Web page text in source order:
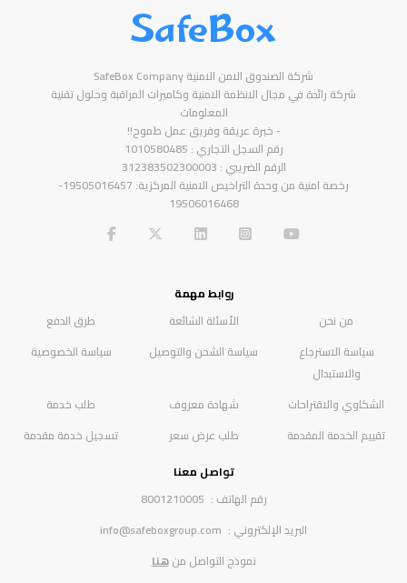
SafeBox
شركة الصندوق الامن الامنية SafeBox Company
شركة رائدة في مجال الانظمة الامنية وكاميرات المراقبة وحلول تقنية
المعلومات
- خبرة عريقة وفريق عمل طموح!!
رقم السجل التجاري : 1010580485
الرقم الضريبي : 312383502300003
رخصة امنية من وحدة التراخيص الامنية المركزية: 19505016457-
19506016468
روابط مهمة
من نحن
الأسئلة الشائعة
طرق الدفع
سياسة الاسترجاع
والاستبدال
سياسة الشحن والتوصيل سياسة الخصوصية
الشكاوي والاقتراحات شهادة معروف
طلب خدمة
تقييم الخدمة المقدمة
طلب عرض سعر
تسجيل خدمة مقدمة
تواصل معنا
رقم الهاتف : 8001210005
البريد الإلكتروني : info@safeboxgroup.com
نموذج التواصل منهنا